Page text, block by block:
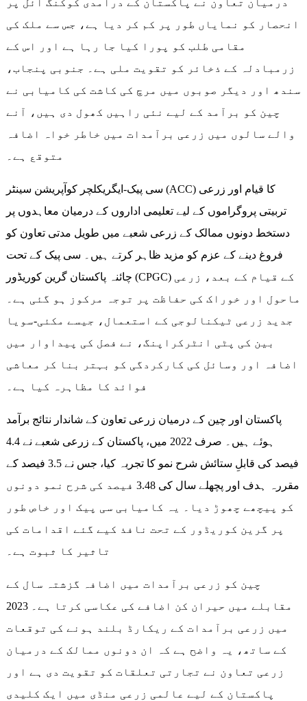
درمیان تعاون نے پاکستان کے درآمدی کوکنگ آئل پر
انحصار کو نمایاں طور پر کم کر دیا ہے، جس سے ملک کی
مقامی طلب کو پورا کیا جا رہا ہے اور اس کے
زرمبادلہ کے ذخائر کو تقویت ملی ہے۔ جنوبی پنجاب،
سندھ اور دیگر صوبوں میں مرچ کی کاشت کی کامیابی نے
چین کو برآمد کے لیے نئی راہیں کھول دی ہیں، آنے
والے سالوں میں زرعی برآمدات میں خاطر خواہ اضافہ
متوقع ہے۔
سی پیک-ایگریکلچر کوآپریشن سینٹر (ACC) کا قیام اور زرعی
تربیتی پروگراموں کے لیے تعلیمی اداروں کے درمیان معاہدوں پر
دستخط دونوں ممالک کے زرعی شعبے میں طویل مدتی تعاون کو
فروغ دینے کے عزم کو مزید ظاہر کرتے ہیں۔ سی پیک کے تحت
چائنہ پاکستان گرین کوریڈور (CPGC) کے قیام کے بعد، زرعی
ماحول اور خوراک کی حفاظت پر توجہ مرکوز ہو گئی ہے۔
جدید زرعی ٹیکنالوجی کے استعمال، جیسے مکئی-سویا
بین کی پٹی انٹرکراپنگ، نے فصل کی پیداوار میں
اضافہ اور وسائل کی کارکردگی کو بہتر بنا کر معاشی
فوائد کا مظاہرہ کیا ہے۔
پاکستان اور چین کے درمیان زرعی تعاون کے شاندار نتائج برآمد
ہوئے ہیں۔ صرف 2022 میں، پاکستان کے زرعی شعبے نے 4.4
فیصد کی قابلِ ستائش شرح نمو کا تجربہ کیا، جس نے 3.5 فیصد کے
مقررہ ہدف اور پچھلے سال کی 3.48 فیصد کی شرح نمو دونوں
کو پیچھے چھوڑ دیا۔ یہ کامیابی سی پیک اور خاص طور
پر گرین کوریڈور کے تحت نافذ کیے گئے اقدامات کی
تاثیر کا ثبوت ہے۔
چین کو زرعی برآمدات میں اضافہ گزشتہ سال کے
مقابلے میں حیران کن اضافے کی عکاسی کرتا ہے۔ 2023
میں زرعی برآمدات کے ریکارڈ بلند ہونے کی توقعات
کے ساتھ، یہ واضح ہے کہ ان دونوں ممالک کے درمیان
زرعی تعاون نے تجارتی تعلقات کو تقویت دی ہے اور
پاکستان کے لیے عالمی زرعی منڈی میں ایک کلیدی